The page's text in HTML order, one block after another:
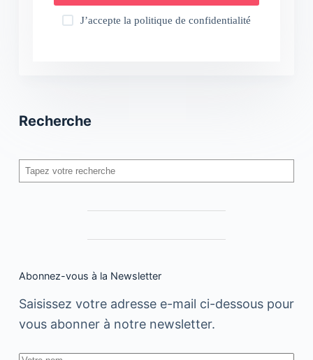
J’accepte la politique de confidentialité
Recherche
Rechercher
Abonnez-vous à la Newsletter
Saisissez votre adresse e-mail ci-dessous pour
vous abonner à notre newsletter.